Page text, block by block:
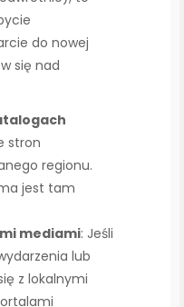
do nowej
się nad
stron
regionu.
jest tam
mediami: Jeśli
lub
z lokalnymi